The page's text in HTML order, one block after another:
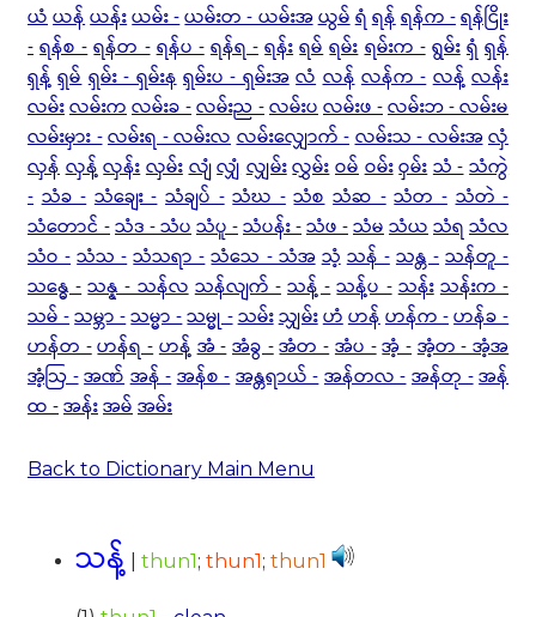
ယံယန်ယန်းယမ်း -ယမ်းတ - ယမ်းအယွမ်ရံရန်ရန်က -ရန်ငြိုး
- ရန်စ - ရန်တ - ရန်ပ - ရန်ရ - ရန်း ရမ် ရမ်း ရမ်းက - ရွမ်း ရှံ ရှန်
ရှန့် ရှမ် ရှမ်း - ရှမ်းန ရှမ်းပ - ရှမ်းအ လံ လန် လန်က - လန့် လန်း
လမ်းလမ်းကလမ်းခ -လမ်းည -လမ်းပလမ်းဖ -လမ်းဘ - လမ်းမ
လမ်းမှား -လမ်းရ - လမ်းလလမ်းလျှောက် -လမ်းသ - လမ်းအလှံ
လှန်လှန့်လှန်းလှမ်းလျံလျှံလျှမ်းလွှမ်းဝမ်ဝမ်းဝှမ်းသံ -သံကွဲ
- သံခ - သံချေး - သံချပ် - သံဃ - သံစ သံဆ - သံတ - သံတဲ -
သံတောင် -သံဒ - သံပသံပူ -သံပန်း -သံဖ -သံမသံယသံရ သံလ
သံဝ - သံသ - သံသရာ - သံသေ - သံအ သံ့ သန် - သန္တ - သန်တူ -
သန္ဓေ - သန္န - သန်လ သန်လျက် - သန့် - သန့်ပ - သန်း သန်းက -
သမ် -သမ္ဘာ -သမ္မာ -သမ္မု -သမ်းသျှမ်းဟံဟန်ဟန်က -ဟန်ခ -
ဟန်တ -ဟန်ရ -ဟန့်အံ -အံခွ -အံတ -အံပ -အံ့ -အံ့တ - အံ့အ
အံ့ဩ -အဏ်အန် -အန်စ -အန္တရာယ် -အန်တလ -အန်တု -အန်
ထ -အန်းအမ်အမ်း
Back to Dictionary Main Menu
သန့် thun1; thun1; thun1